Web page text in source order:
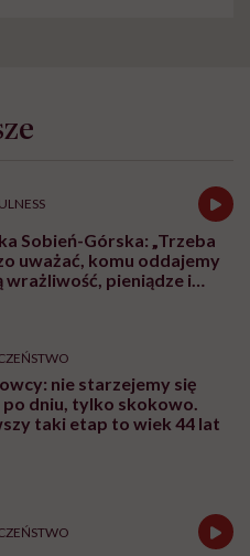
Sobień-Górska: „Trzeba
uważać, komu oddajemy
wrażliwość, pieniądze i
nie starzejemy się
po dniu, tylko skokowo.
taki etap to wiek 44 lat